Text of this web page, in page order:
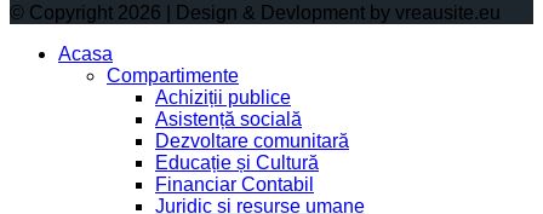
© Copyright 2026 | Design & Devlopment by vreausite.eu
Acasa
Compartimente
Achiziții publice
Asistență socială
Dezvoltare comunitară
Educație și Cultură
Financiar Contabil
Juridic si resurse umane